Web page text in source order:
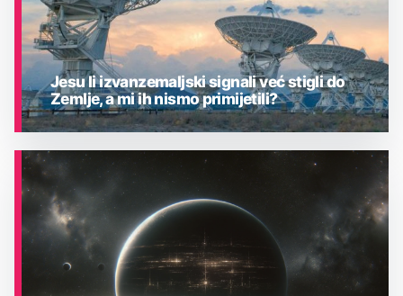
ASTRONOMIJA
Jesu li izvanzemaljski signali već stigli do
Zemlje, a mi ih nismo primijetili?